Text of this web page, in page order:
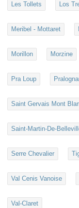
Les Tollets Los
Meribel - Mottaret
Morillon Morzine
Pra Loup
Saint Gervais Mont
Saint-Martin-De-
Serre Chevalier
Val Cenis Vanoise
Val-Claret